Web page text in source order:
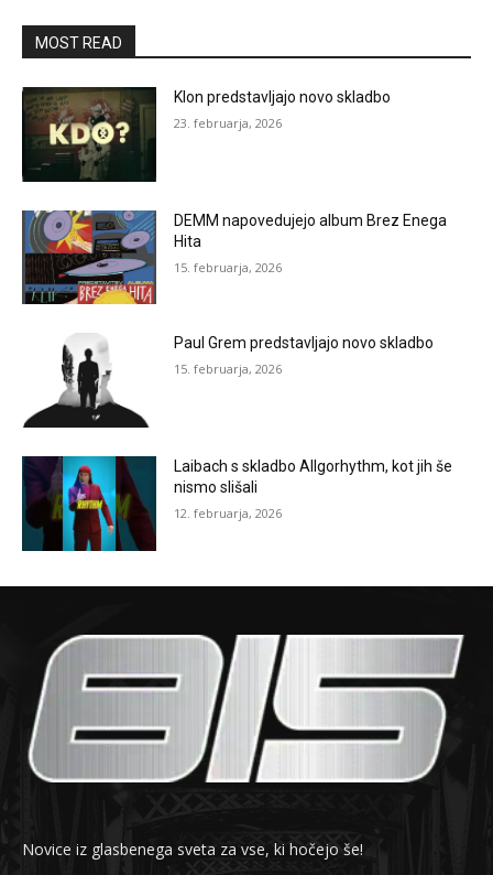
MOST READ
Klon predstavljajo novo skladbo
23. februarja, 2026
DEMM napovedujejo album Brez Enega
Hita
15. februarja, 2026
Paul Grem predstavljajo novo skladbo
15. februarja, 2026
Laibach s skladbo Allgorhythm, kot jih še
nismo slišali
12. februarja, 2026
Novice iz glasbenega sveta za vse, ki hočejo še!